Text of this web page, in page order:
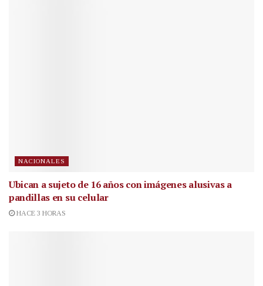
NACIONALES
Ubican a sujeto de 16 años con imágenes alusivas a
pandillas en su celular
HACE 3 HORAS